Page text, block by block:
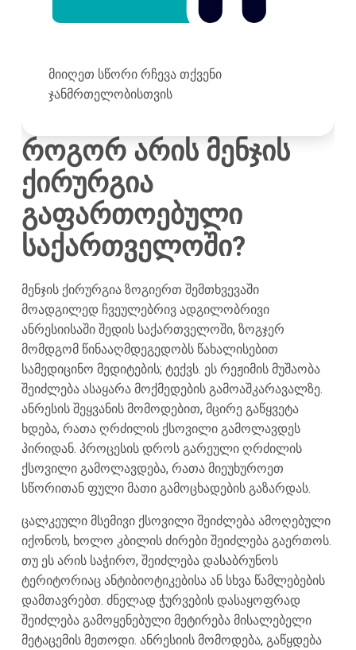
მიიღეთ სწორი რჩევა თქვენი
ჯანმრთელობისთვის
როგორ არის მენჯის
ქირურგია
გაფართოებული
საქართველოში?
მენჯის ქირურგია ზოგიერთ შემთხვევაში
მოადგილედ ჩვეულებრივ ადგილობრივი
ანრესიისაში შედის საქართველოში, ზოგჯერ
მომდგომ წინააღმდეგედობს წახალისებით
სამედიცინო მედიტების; ტექვს. ეს რეჟიმის მუშაობა
შეიძლება ასაყარა მოქმედების გამოაშკარავალზე.
ანრესის შეყვანის მომოდებით, მცირე გაწყვეტა
ხდება, რათა ღრძილის ქსოვილი გამოლავდეს
პირიდან. პროცესის დროს გარეული ღრძილის
ქსოვილი გამოლავდება, რათა მიეუხუროეთ
სწორითან ფული მათი გამოცხადების გაზარდას.
ცალკეული მსემივი ქსოვილი შეიძლება ამოღებული
იქონოს, ხოლო კბილის ძირები შეიძლება გაერთოს.
თუ ეს არის საჭირო, შეიძლება დასაბრუნოს
ტერიტორიაც ანტიბიოტიკებისა ან სხვა წამლებების
დამთავრებთ. ძნელად ჭურვების დასაყოფრად
შეიძლება გამოყენებული მეტირება მისალებელი
მეტაცემის მეთოდი. ანრესიის მომოდება, გაწყდება